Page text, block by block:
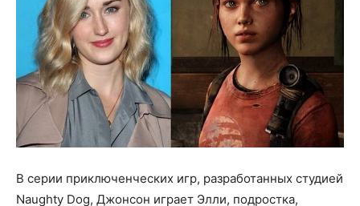
В серии приключенческих игр, разработанных студией
Naughty Dog, Джонсон играет Элли, подростка,